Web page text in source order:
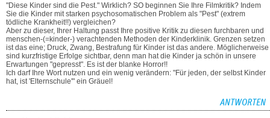
"Diese Kinder sind die Pest." Wirklich? SO beginnen Sie Ihre Filmkritik? Indem
Sie die Kinder mit starken psychosomatischen Problem als "Pest" (extrem
tödliche Krankheit!!) vergleichen?
Aber zu dieser, Ihrer Haltung passt Ihre positive Kritik zu diesen furchbaren und
menschen-(=kinder-) verachtenden Methoden der Kinderklinik. Grenzen setzen
ist das eine; Druck, Zwang, Bestrafung für Kinder ist das andere. Möglicherweise
sind kurzfristige Erfolge sichtbar, denn man hat die Kinder ja schön in unsere
Erwartungen "gepresst". Es ist der blanke Horror!!
Ich darf Ihre Wort nutzen und ein wenig verändern: "Für jeden, der selbst Kinder
hat, ist 'Elternschule'" ein Gräuel!
ANTWORTEN